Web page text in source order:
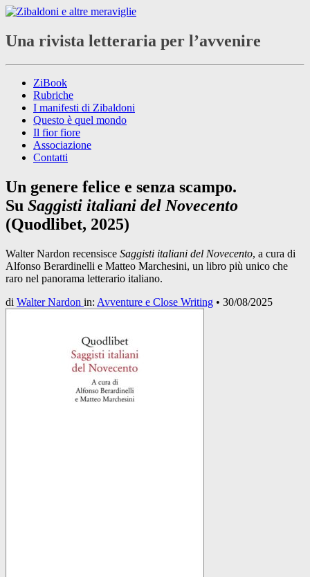
Una rivista letteraria per l’avvenire
ZiBook
Rubriche
I manifesti di Zibaldoni
Questo è quel mondo
Il fior fiore
Associazione
Contatti
Un genere felice e senza scampo.
Su Saggisti italiani del Novecento
(Quodlibet, 2025)
Walter Nardon recensisce Saggisti italiani del Novecento, a cura di
Alfonso Berardinelli e Matteo Marchesini, un libro più unico che
raro nel panorama letterario italiano.
di Walter Nardon in: Avventure e Close Writing • 30/08/2025